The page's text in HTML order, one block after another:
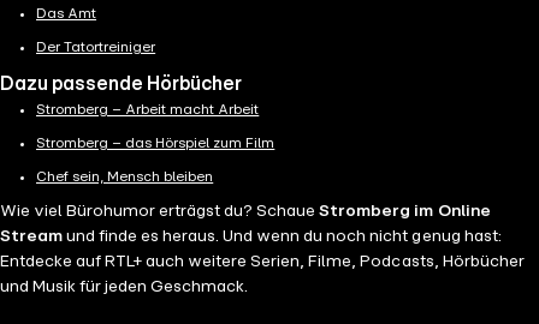
Das Amt
Der Tatortreiniger
Dazu passende Hörbücher
Stromberg – Arbeit macht Arbeit
Stromberg – das Hörspiel zum Film
Chef sein, Mensch bleiben
Wie viel Bürohumor erträgst du? SchaueStromberg im Online
Stream und finde es heraus. Und wenn du noch nicht genug hast:
Entdecke auf RTL+ auch weitere Serien, Filme, Podcasts, Hörbücher
und Musik für jeden Geschmack.